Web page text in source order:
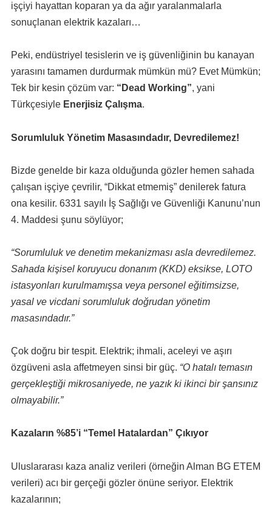
işçiyi hayattan koparan ya da ağır yaralanmalarla
sonuçlanan elektrik kazaları…
Peki, endüstriyel tesislerin ve iş güvenliğinin bu kanayan
yarasını tamamen durdurmak mümkün mü? Evet Mümkün;
Tek bir kesin çözüm var: “Dead Working”, yani
Türkçesiyle Enerjisiz Çalışma.
Sorumluluk Yönetim Masasındadır, Devredilemez!
Bizde genelde bir kaza olduğunda gözler hemen sahada
çalışan işçiye çevrilir, “Dikkat etmemiş” denilerek fatura
ona kesilir. 6331 sayılı İş Sağlığı ve Güvenliği Kanunu’nun
4. Maddesi şunu söylüyor;
“Sorumluluk ve denetim mekanizması asla devredilemez.
Sahada kişisel koruyucu donanım (KKD) eksikse, LOTO
istasyonları kurulmamışsa veya personel eğitimsizse,
yasal ve vicdani sorumluluk doğrudan yönetim
masasındadır.”
Çok doğru bir tespit. Elektrik; ihmali, aceleyi ve aşırı
özgüveni asla affetmeyen sinsi bir güç. “O hatalı temasın
gerçekleştiği mikrosaniyede, ne yazık ki ikinci bir şansınız
olmayabilir.”
Kazaların %85’i “Temel Hatalardan” Çıkıyor
Uluslararası kaza analiz verileri (örneğin Alman BG ETEM
verileri) acı bir gerçeği gözler önüne seriyor. Elektrik
kazalarının;